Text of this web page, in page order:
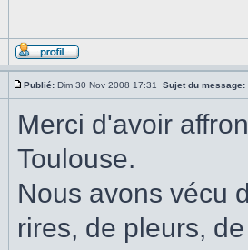
Publié: Dim 30 Nov 2008 17:31 Sujet du message:
Merci d'avoir
Toulouse.
Nous avons vécu
rires, de pleurs,